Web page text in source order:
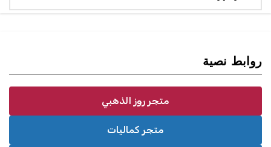
روابط نصية
متجر روز الذهبي
متجر كماليات